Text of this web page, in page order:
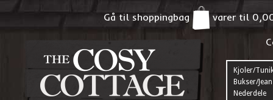
Gå til shoppingbag varer til
Kjoler/
Bukser/
Nederdele